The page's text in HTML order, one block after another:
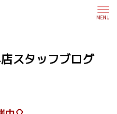
MENU
スタッフブログ